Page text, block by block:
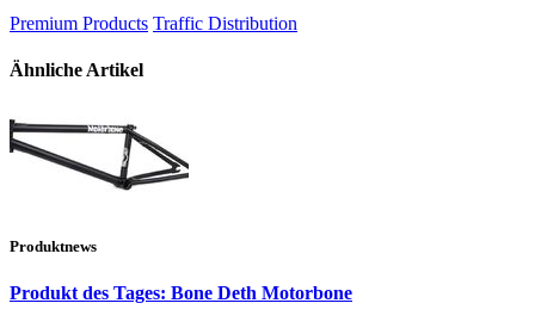
Premium Products Traffic Distribution
Ähnliche Artikel
Produktnews
Produkt des Tages: Bone Deth Motorbone